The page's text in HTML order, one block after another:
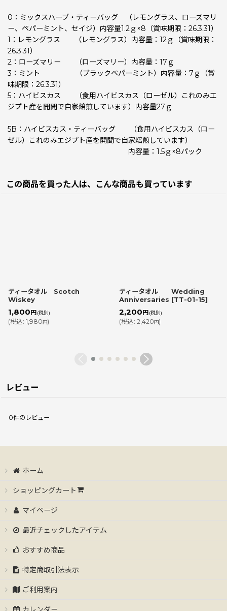
0：ミックスハーブ・ティーバッグ （レモングラス、ローズマリ
ー、ペパーミント、セイジ）内容量1.2ｇ×8（賞味期限：26.3.31）
1：レモングラス （レモングラス）内容量：12ｇ（賞味期限：
26.3.31）
2：ローズマリー （ローズマリー）内容量：17ｇ
3：ミント （ブラックペパーミント）内容量：7ｇ（賞
味期限：26.3.31）
5：ハイビスカス （食用ハイビスカス（ローゼル）これのみエ
ジプト産を開聞で自家焙煎しています）内容量27ｇ
5B：ハイビスカス・ティーバッグ （食用ハイビスカス（ロー
ゼル）これのみエジプト産を開聞で自家焙煎しています）
内容量：1.5ｇ×8パック
この商品を買った人は、こんな商品も買っています
ティータオル Scotch
Wiskey
1,800円(税別)
(税込: 1,980円)
ティータオル Wedding
Anniversaries [TT-01-15]
2,200円(税別)
(税込: 2,420円)
レビュー
0件のレビュー
ホーム
ショッピングカート
マイページ
最近チェックしたアイテム
おすすめ商品
特定商取引法表示
ご利用案内